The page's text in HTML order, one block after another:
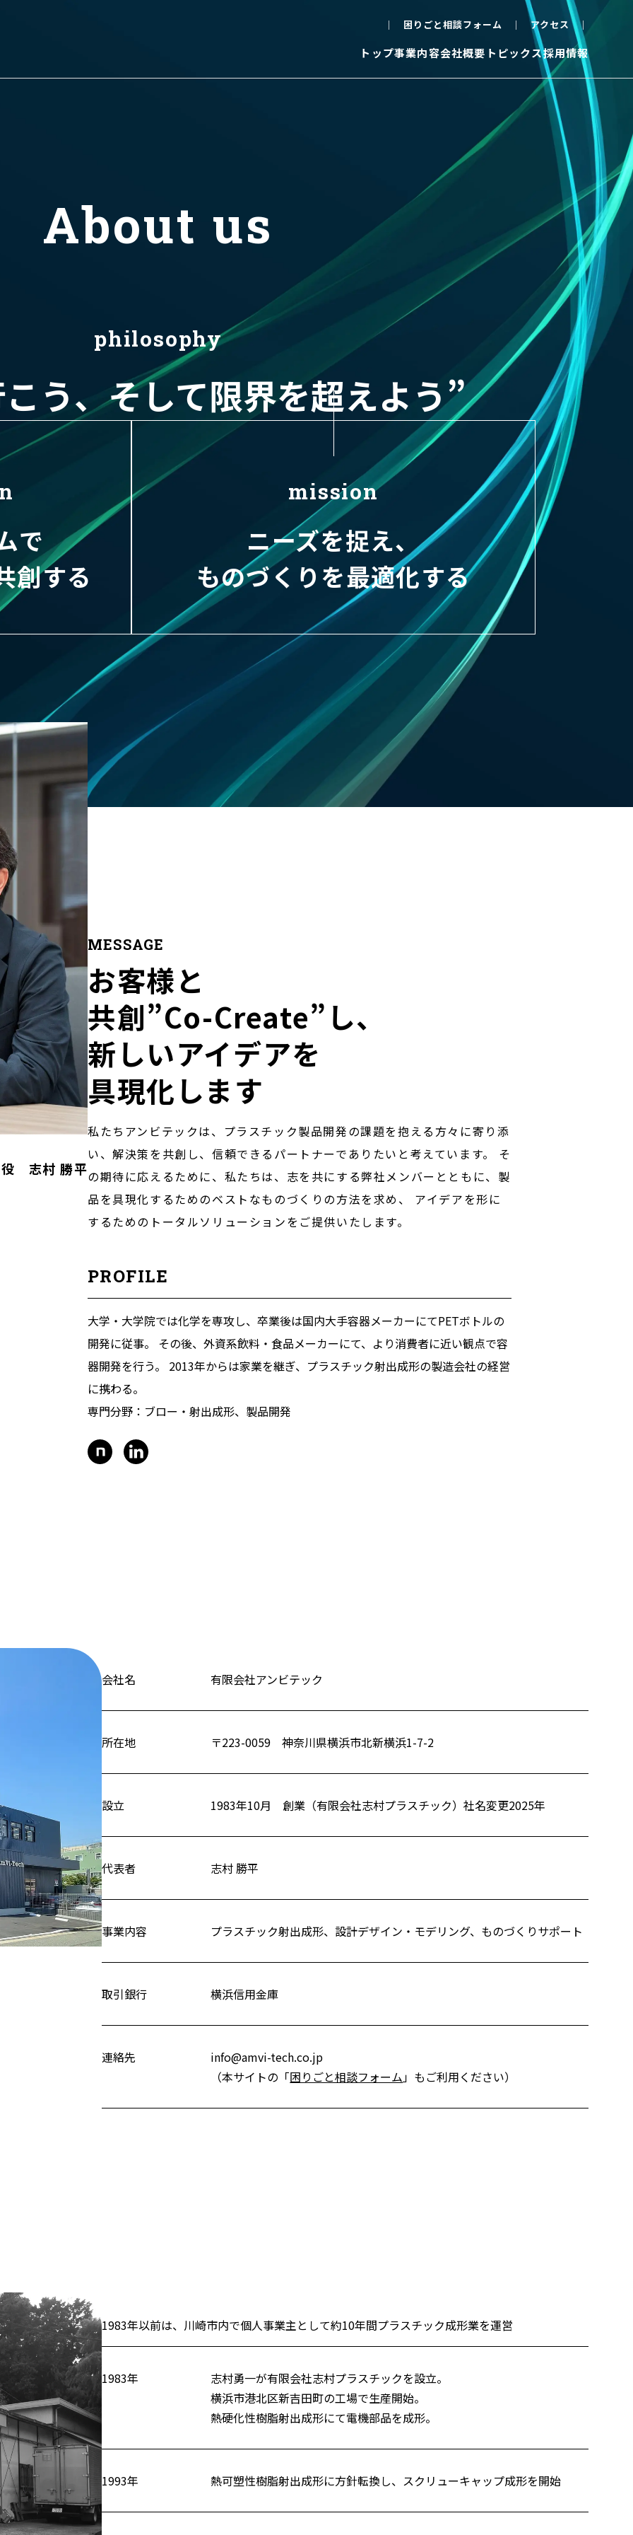
困りごと相談フォーム アクセス
トップ事業内容会社概要 トピックス採用情報
About us
philosophy
う、そして限界を超えよう”
で
創する
mission
ニーズを捉え、
ものづくりを最適化する
役 志村 勝平
MESSAGE
お客様と
共創”Co-Create”し、
新しいアイデアを
具現化します
私たちアンビテックは、プラスチック製品開発の課題を抱える方々に寄り添
い、解決策を共創し、信頼できるパートナーでありたいと考えています。 そ
の期待に応えるために、私たちは、志を共にする弊社メンバーとともに、製
品を具現化するためのベストなものづくりの方法を求め、 アイデアを形に
するためのトータルソリューションをご提供いたします。
PROFILE
大学・大学院では化学を専攻し、卒業後は国内大手容器メーカーにてPETボトルの
開発に従事。 その後、外資系飲料・食品メーカーにて、より消費者に近い観点で容
器開発を行う。 2013年からは家業を継ぎ、プラスチック射出成形の製造会社の経営
に携わる。
専門分野：ブロー・射出成形、製品開発
会社名 有限会社アンビテック
所在地 〒223-0059 神奈川県横浜市北新横浜1-7-2
設立 1983年10月 創業（有限会社志村プラスチック）社名変更2025年
代表者 志村 勝平
事業内容 プラスチック射出成形、設計デザイン・モデリング、ものづくりサポート
取引銀行 横浜信用金庫
連絡先
info@amvi-tech.co.jp
（本サイトの「困りごと相談フォーム」もご利用ください）
1983年以前は、川崎市内で個人事業主として約10年間プラスチック成形業を運営
1983年
志村勇一が有限会社志村プラスチックを設立。
横浜市港北区新吉田町の工場で生産開始。
熱硬化性樹脂射出成形にて電機部品を成形。
1993年 熱可塑性樹脂射出成形に方針転換し、スクリューキャップ成形を開始